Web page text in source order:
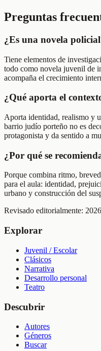
Preguntas
¿Es una novela
Tiene elementos de
todo como novela juvenil de
acompaña el crecimiento
¿Qué aporta el
Aporta identidad, realismo y
barrio judío porteño no es
protagonista y da sentido a
¿Por qué se
Porque combina ritmo,
para el aula: identidad,
urbano y construcción del
Revisado editorialmente:
Explorar
Juvenil / Escolar
Clásicos
Narrativa
Desarrollo personal
Teatro
Descubrir
Autores
Géneros
Buscar